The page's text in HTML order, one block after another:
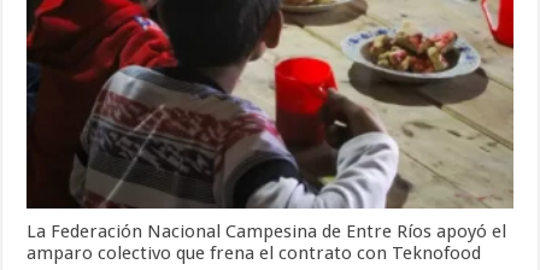
La Federación Nacional Campesina de Entre Ríos apoyó el
amparo colectivo que frena el contrato con Teknofood